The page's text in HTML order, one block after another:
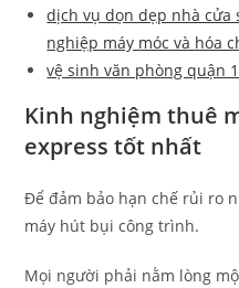
dịch vụ dọn dẹp nhà cửa
nghiệp máy móc và hóa
vệ sinh văn phòng quận
Kinh nghiệm thuê
express tốt nhất
Để đảm bảo hạn chế rủi ro
máy hút bụi công trình.
Mọi người phải nằm lòng